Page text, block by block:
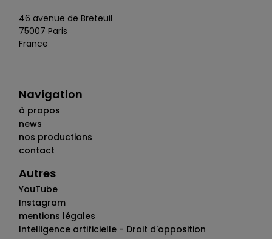
46 avenue de Breteuil
75007 Paris
France
Navigation
à propos
news
nos productions
contact
Autres
YouTube
Instagram
mentions légales
Intelligence artificielle - Droit d'opposition